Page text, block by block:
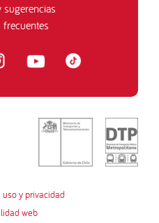
sugerencias
frecuentes
y privacidad
web